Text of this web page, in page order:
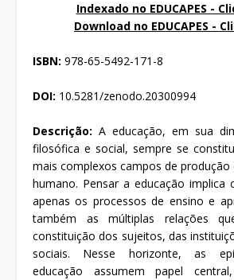
Indexado no EDUCAPES -
Download no EDUCAPES -
ISBN: 978-65-5492-171-8
DOI: 10.5281/zenodo.20300994
Descrição: A educação, em sua
filosófica e social, sempre se
mais complexos campos de
humano. Pensar a educação implica
apenas os processos de ensino e
também as múltiplas relações
constituição dos sujeitos, das
sociais. Nesse horizonte, as
educação assumem papel